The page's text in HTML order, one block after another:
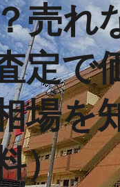
売れ
定で
場を
）